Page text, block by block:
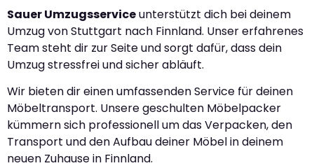
Sauer Umzugsserviceunterstützt dich bei deinem
Umzug von Stuttgart nach Finnland. Unser erfahrenes
Team steht dir zur Seite und sorgt dafür, dass dein
Umzug stressfrei und sicher abläuft.
Wir bieten dir einen umfassenden Service für deinen
Möbeltransport. Unsere geschulten Möbelpacker
kümmern sich professionell um das Verpacken, den
Transport und den Aufbau deiner Möbel in deinem
neuen Zuhause in Finnland.